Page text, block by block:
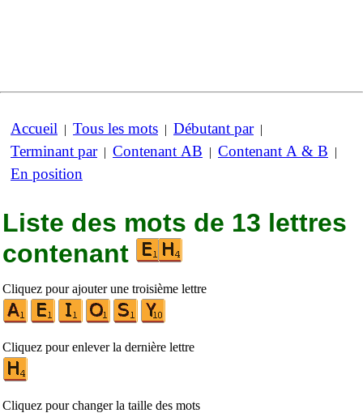
Accueil | Tous les mots | Débutant par|
Terminant par| Contenant AB | Contenant A & B |
En position
Liste des mots de 13 lettres
contenant
Cliquez pour ajouter une troisième lettre
Cliquez pour enlever la dernière lettre
Cliquez pour changer la taille des mots